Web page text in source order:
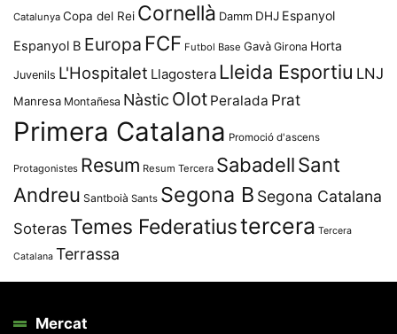
Catalunya Copa del Rei Cornellà Damm DHJ Espanyol
Espanyol B Europa FCF Futbol Base Gavà Girona Horta
Juvenils L'Hospitalet Llagostera Lleida Esportiu LNJ
Manresa Montañesa Nàstic Olot Peralada Prat
Primera Catalana Promoció d'ascens
Protagonistes Resum Resum Tercera SabadellSant
Andreu Santboià Sants Segona B Segona Catalana
Soteras Temes Federatiustercera Tercera
Catalana Terrassa
Mercat